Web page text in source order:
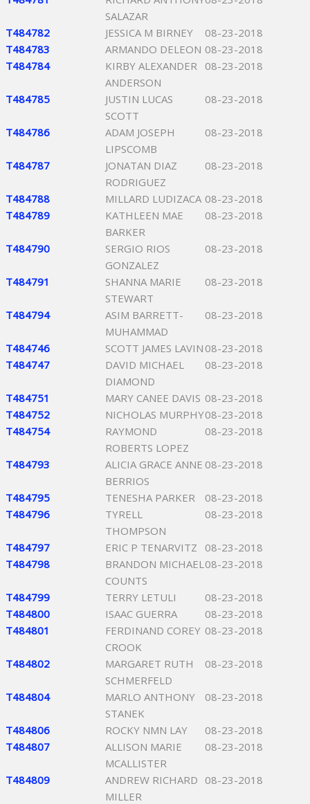
SALAZAR
T484782 JESSICA M BIRNEY
08-23-2018
T484783
ARMANDO DELEON 08-23-2018
T484784
KIRBY ALEXANDER
ANDERSON
08-23-2018
T484785
JUSTIN LUCAS
SCOTT
08-23-2018
T484786
ADAM JOSEPH
LIPSCOMB
08-23-2018
T484787
JONATAN DIAZ
RODRIGUEZ
08-23-2018
T484788 MILLARD LUDIZACA 08-23-2018
T484789
KATHLEEN MAE
BARKER
08-23-2018
T484790
SERGIO RIOS
GONZALEZ
08-23-2018
T484791
SHANNA MARIE
STEWART
08-23-2018
T484794
ASIM BARRETT-
MUHAMMAD
08-23-2018
T484746 SCOTT JAMES LAVIN 08-23-2018
T484747
DAVID MICHAEL
DIAMOND
08-23-2018
T484751 MARY CANEE DAVIS 08-23-2018
T484752
NICHOLAS MURPHY08-23-2018
T484754
RAYMOND
ROBERTS LOPEZ
08-23-2018
T484793
ALICIA GRACE ANNE
BERRIOS
08-23-2018
T484795 TENESHA PARKER
08-23-2018
T484796
TYRELL
THOMPSON
08-23-2018
T484797 ERIC P TENARVITZ
08-23-2018
T484798
BRANDON MICHAEL
COUNTS
08-23-2018
T484799 TERRY LETULI
08-23-2018
T484800
ISAAC GUERRA
08-23-2018
T484801
FERDINAND COREY
CROOK
08-23-2018
T484802
MARGARET RUTH
SCHMERFELD
08-23-2018
T484804
MARLO ANTHONY
STANEK
08-23-2018
T484806 ROCKY NMN LAY
08-23-2018
T484807
ALLISON MARIE
MCALLISTER
08-23-2018
T484809
ANDREW RICHARD
MILLER
08-23-2018